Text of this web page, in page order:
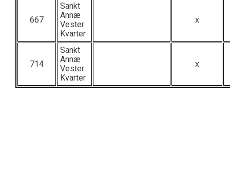
667
Sankt
Annæ
Vester
Kvarter
x
714
Sankt
Annæ
Vester
Kvarter
x